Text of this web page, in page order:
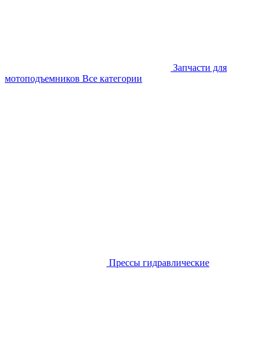
Запчасти для
мотоподъемников Все категории
Прессы гидравлические